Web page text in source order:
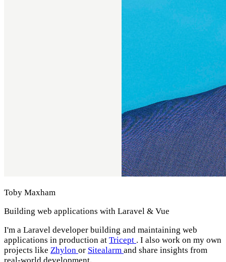
Toby Maxham
Building web applications with Laravel & Vue
I'm a Laravel developer building and maintaining web
applications in production at Tricept . I also work on my own
projects like Zhylon or Sitealarm and share insights from